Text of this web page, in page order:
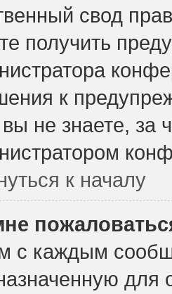
свод
получить
к
не знаете, за
к началу
с каждым
для